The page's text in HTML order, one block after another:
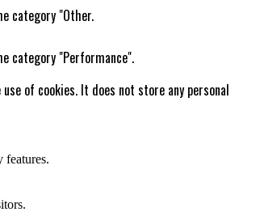
category "Other.
category "Performance".
of cookies. It does not store any personal
features.